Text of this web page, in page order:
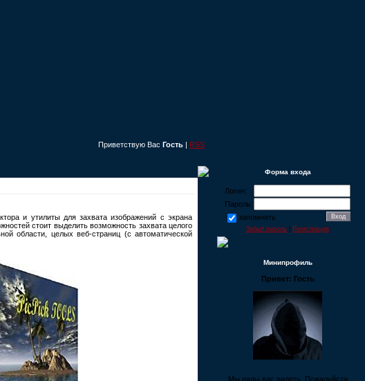
Приветствую Вас Гость | RSS
и утилиты для захвата изображений с экрана
стоит выделить возможность захвата целого
области, целых веб-страниц (с автоматической
Форма входа
Логин:
Пароль:
запомнить
Забыл пароль Регистрация
Минипрофиль
Привет: Гость
Мы рады вас видеть. Пожалуйста